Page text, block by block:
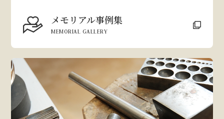
メモリアル事例集
MEMORIAL GALLERY